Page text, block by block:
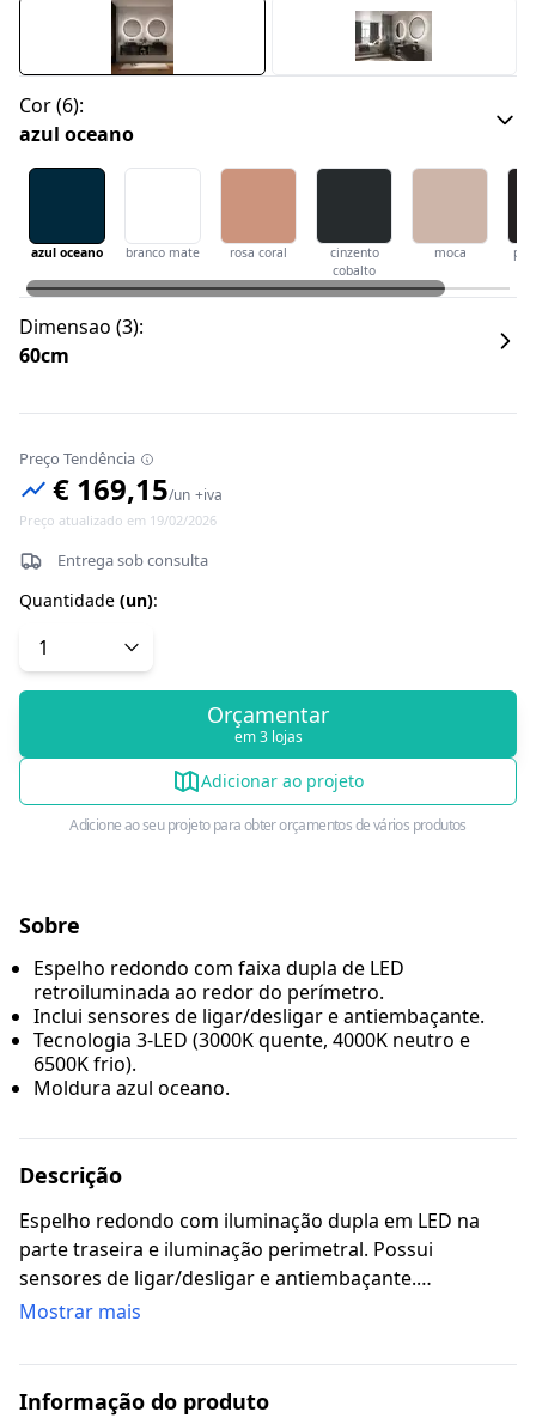
Cor(6):
azul oceano
azul oceano branco mate rosa coral
cinzento
cobalto
moca
Dimensao (3):
60cm
Preço Tendência
€ 169,15/un +iva
Preço atualizado em 19/02/2026
Entrega sob consulta
Quantidade (un):
Orçamentar
em 3 lojas
Adicionar ao projeto
Adicione ao seu projeto para obter orçamentos de vários produtos
Sobre
Espelho redondo com faixa dupla de LED
retroiluminada ao redor do perímetro.
Inclui sensores de ligar/desligar e antiembaçante.
Tecnologia 3-LED (3000K quente, 4000K neutro e
6500K frio).
Moldura azul oceano.
Descrição
Espelho redondo com iluminação dupla em LED na
parte traseira e iluminação perimetral. Possui
sensores de ligar/desligar e antiembaçante.
Tecnologia 3-LED (3000K quente, 4000K neutro e 6500K
Mostrar mais
Informação do produto